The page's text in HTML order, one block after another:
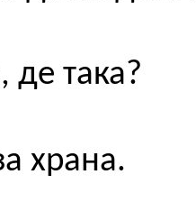
де така?
храна.